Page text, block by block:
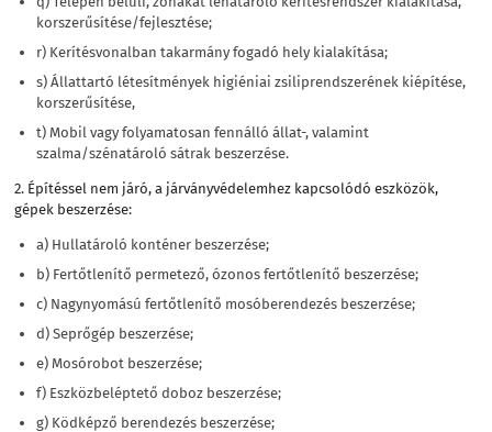
korszerűsítése/fejlesztése;
r) Kerítésvonalban takarmány fogadó hely kialakítása;
s) Állattartó létesítmények higiéniai zsiliprendszerének kiépítése,
korszerűsítése,
t) Mobil vagy folyamatosan fennálló állat-, valamint
szalma/szénatároló sátrak beszerzése.
2. Építéssel nem járó, a járványvédelemhez kapcsolódó eszközök,
gépek beszerzése:
a) Hullatároló konténer beszerzése;
b) Fertőtlenítő permetező, ózonos fertőtlenítő beszerzése;
c) Nagynyomású fertőtlenítő mosóberendezés beszerzése;
d) Seprőgép beszerzése;
e) Mosórobot beszerzése;
f) Eszközbeléptető doboz beszerzése;
g) Ködképző berendezés beszerzése;